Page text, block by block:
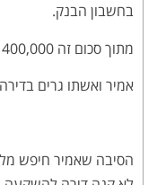
בחשבון הבנק.
מתוך סכום זה 400,000 היו חסכונות ו – 450,000 ירושה.
אמיר ואשתו גרים
הסיבה שאמיר חיפש